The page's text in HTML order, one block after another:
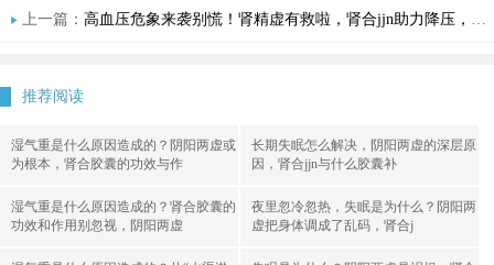
上一篇： 高血压危象来袭别慌！肾精虚有救啦，肾合jjn助力降压，效果太神奇！
推荐阅读
湿气重是什么原因造成的？阴阳两虚或
为根本，肾合胶囊的功效与作
长期失眠怎么解决，阴阳两虚的深层原
因，肾合jjn与什么胶囊补
湿气重是什么原因造成的？肾合胶囊的
功效和作用别忽视，阴阳两虚
夜里忽冷忽热，失眠是为什么？阴阳两
虚把身体调成了乱码，肾合j